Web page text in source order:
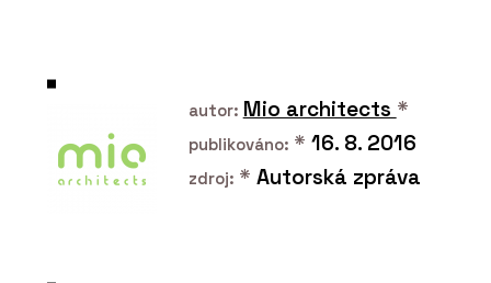
autor: Mio architects *
publikováno: * 16. 8. 2016
zdroj: * Autorská zpráva